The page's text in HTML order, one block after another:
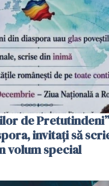
de
invitați să
volum special